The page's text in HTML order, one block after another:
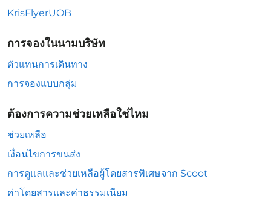
KrisFlyerUOB
การจองในนามบริษัท
ตัวแทนการเดินทาง
การจองแบบกลุ่ม
ต้องการความช่วยเหลือใช่ไหม
ช่วยเหลือ
เงื่อนไขการขนส่ง
การดูแลและช่วยเหลือผู้โดยสารพิเศษจาก Scoot
ค่าโดยสารและค่าธรรมเนียม